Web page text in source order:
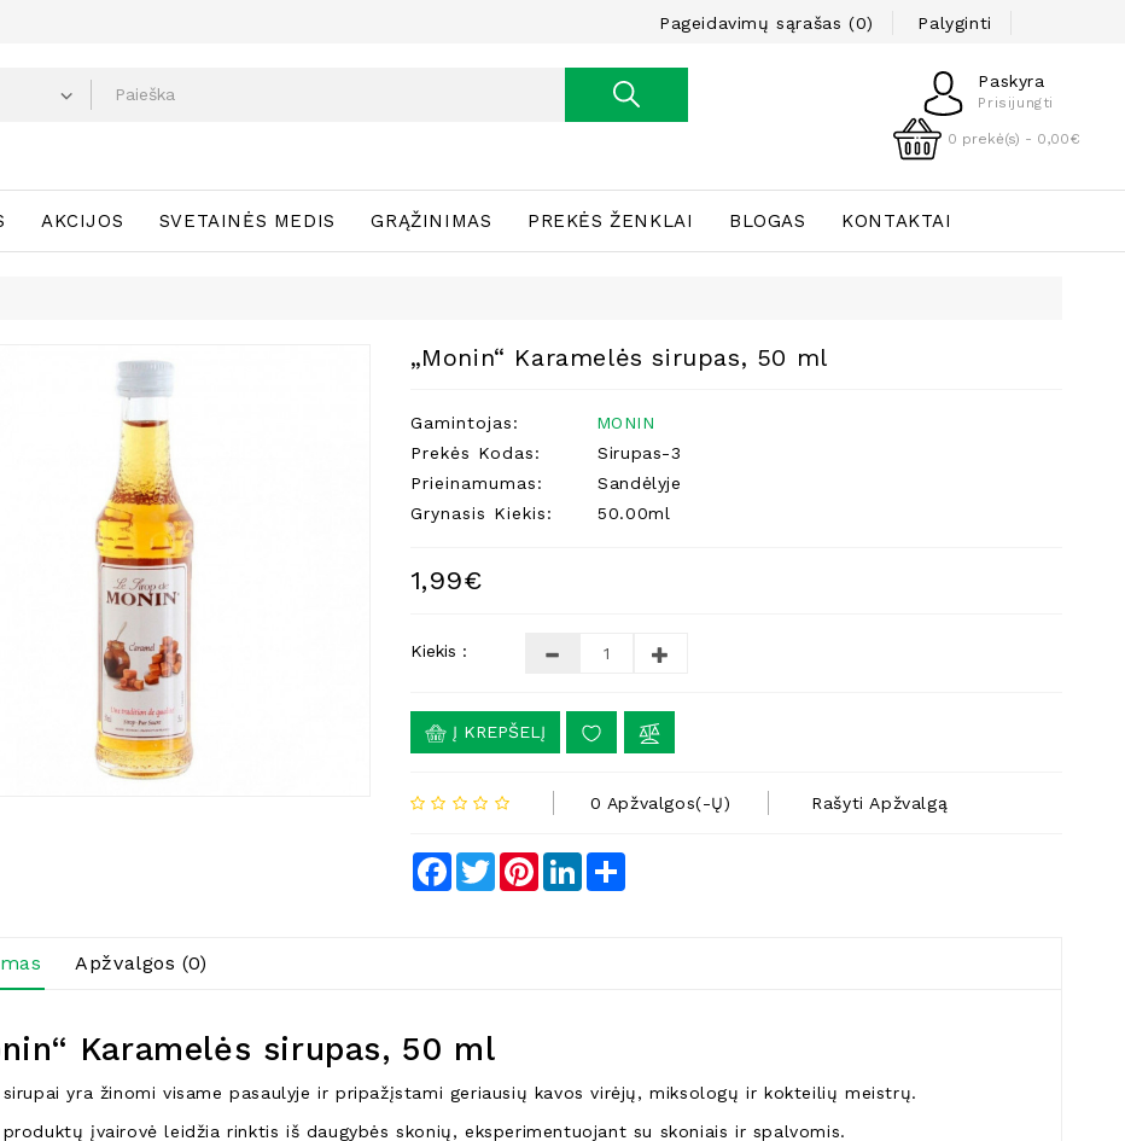
Pageidavimų sąrašas (0) Palyginti
Paskyra
Prisijungti
0 prekė(s) - 0,00€
AKCIJOS SVETAINĖS MEDIS GRĄŽINIMAS PREKĖS ŽENKLAI BLOGAS KONTAKTAI
„Monin“ Karamelės sirupas, 50 ml
Gamintojas:
MONIN
Prekės Kodas:
Sirupas-3
Prieinamumas:
Sandėlyje
Grynasis Kiekis:
50.00ml
1,99€
Kiekis :
Į KREPŠELĮ
0 Apžvalgos(-Ų) Rašyti Apžvalgą
Facebook
TwitterPinterestLinkedInShare
Apžvalgos (0)
Karamelės sirupas, 50 ml
sirupai yra žinomi visame pasaulyje ir pripažįstami geriausių kavos virėjų, miksologų ir kokteilių meistrų.
produktų įvairovė leidžia rinktis iš daugybės skonių, eksperimentuojant su skoniais ir spalvomis.